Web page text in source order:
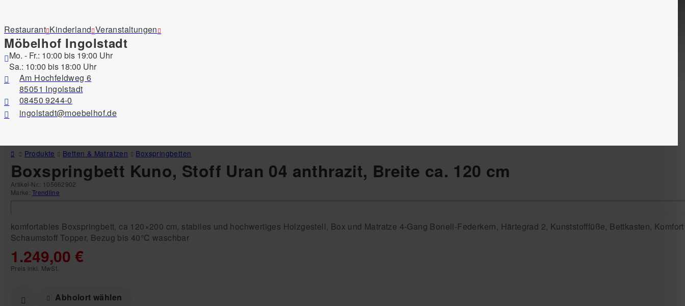
Restaurant Kinderland Veranstaltungen
Möbelhof Ingolstadt
Mo. - Fr.: 10:00 bis 19:00 Uhr
Sa.: 10:00 bis 18:00 Uhr
Am Hochfeldweg 6
85051 Ingolstadt
08450 9244-0
ingolstadt@moebelhof.de
Produkte Betten & Matratzen Boxspringbetten
Boxspringbett Kuno, Stoff Uran 04 anthrazit, Breite ca. 120 cm
Artikel-Nr.: 105662902
Marke:Trendline
komfortables Boxspringbett, ca 120×200 cm, stabiles und hochwertiges Holzgestell, Box und Matratze 4-Gang Bonell-Federkern, Härtegrad 2, Kunststofffüße, Bettkasten, Komfort
Schaumstoff Topper, Bezug bis 40°C waschbar
1.249,00 €
Preis inkl. MwSt.
Abholort wählen